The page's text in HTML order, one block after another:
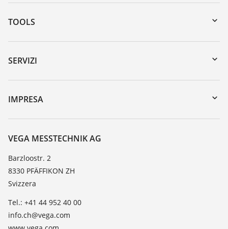
TOOLS
Downloads
Ricerca numero di serie
DTM Collection/PACTware
SERVIZI
Reso apparecchio
Seminari
Lista resistenza
TeamViewer
IMPRESA
VEGA, l'azienda
Contatto
Novità
Stampa
VEGA MESSTECHNIK AG
Barzloostr. 2
8330 PFÄFFIKON ZH
Svizzera
Tel.: +41 44 952 40 00
info.ch@vega.com